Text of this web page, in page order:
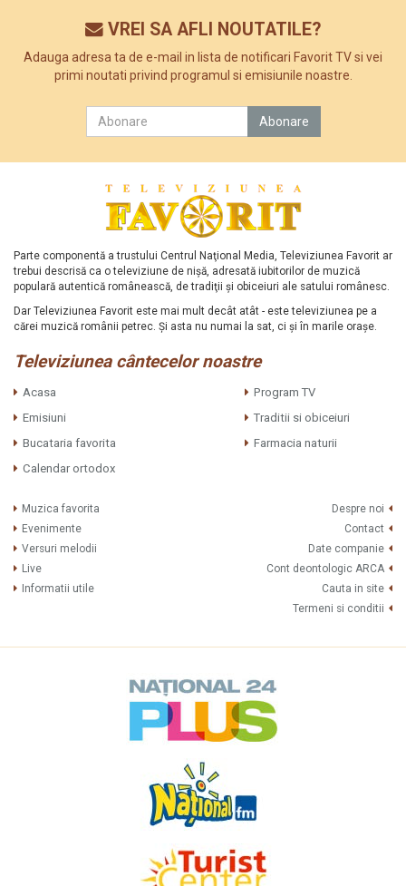
VREI SA AFLI NOUTATILE?
Adauga adresa ta de e-mail in lista de notificari Favorit TV si vei
primi noutati privind programul si emisiunile noastre.
Parte componentă a trustului Centrul Naţional Media, Televiziunea Favorit ar
trebui descrisă ca o televiziune de nişă, adresată iubitorilor de muzică
populară autentică românească, de tradiţii şi obiceiuri ale satului românesc.
Dar Televiziunea Favorit este mai mult decât atât - este televiziunea pe a
cărei muzică românii petrec. Şi asta nu numai la sat, ci şi în marile oraşe.
Televiziunea cântecelor noastre
Acasa
Program TV
Emisiuni
Traditii si obiceiuri
Bucataria favorita
Farmacia naturii
Calendar ortodox
Muzica favorita
Evenimente
Versuri melodii
Live
Informatii utile
Despre noi
Contact
Date companie
Cont deontologic ARCA
Cauta in site
Termeni si conditii